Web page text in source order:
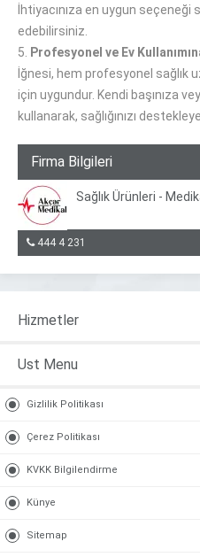
İhtiyacınıza en uygun
edebilirsiniz.
5.
Profesyonel ve Ev
İğnesi, hem profesyonel sağlık
için uygundur. Kendi başınıza
kullanarak, sağlığınızı
Firma Bilgileri
Sağlık Ürünleri -
444 4 231
Hizmetler
Ust Menu
Gizlilik Politikası
Çerez Politikası
KVKK Bilgilendirme
Künye
Sitemap